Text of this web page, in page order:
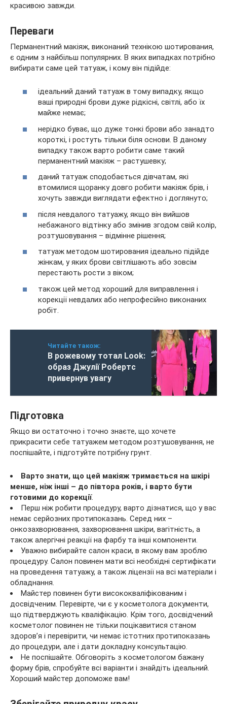
красивою завжди.
Переваги
Перманентний макіяж, виконаний технікою шотирования,
є одним з найбільш популярних. В яких випадках потрібно
вибирати саме цей татуаж, і кому він підійде:
ідеальний даний татуаж в тому випадку, якщо
ваші природні брови дуже рідкісні, світлі, або їх
майже немає;
нерідко буває, що дуже тонкі брови або занадто
короткі, і ростуть тільки біля основи. В даному
випадку також варто робити саме такий
перманентний макіяж – растушевку;
даний татуаж сподобається дівчатам, які
втомилися щоранку довго робити макіяж брів, і
хочуть завжди виглядати ефектно і доглянуто;
після невдалого татуажу, якщо він вийшов
небажаного відтінку або змінив згодом свій колір,
розтушовування – відмінне рішення;
татуаж методом шотирования ідеально підійде
жінкам, у яких брови світлішають або зовсім
перестають рости з віком;
також цей метод хороший для виправлення і
корекції невдалих або непрофесійно виконаних
робіт.
Читайте також:
В рожевому тотал Look:
образ Джулії Робертс
привернув увагу
Підготовка
Якщо ви остаточно і точно знаєте, що хочете
прикрасити себе татуажем методом розтушовування, не
поспішайте, і підготуйте потрібну грунт.
Варто знати, що цей макіяж тримається на шкірі
менше, ніж інші – до півтора років, і варто бути
готовими до корекції.
Перш ніж робити процедуру, варто дізнатися, що у вас
немає серйозних протипоказань. Серед них –
онкозахворювання, захворювання шкіри, вагітність, а
також алергічні реакції на фарбу та інші компоненти.
Уважно вибирайте салон краси, в якому вам зроблю
процедуру. Салон повинен мати всі необхідні сертифікати
на проведення татуажу, а також ліцензії на всі матеріали і
обладнання.
Майстер повинен бути висококваліфікованим і
досвідченим. Перевірте, чи є у косметолога документи,
що підтверджують кваліфікацію. Крім того, досвідчений
косметолог повинен не тільки поцікавитися станом
здоров’я і перевірити, чи немає істотних протипоказань
до процедури, але і дати докладну консультацію.
Не поспішайте. Обговоріть з косметологом бажану
форму брів, спробуйте всі варіанти і знайдіть ідеальний.
Хороший майстер допоможе вам!